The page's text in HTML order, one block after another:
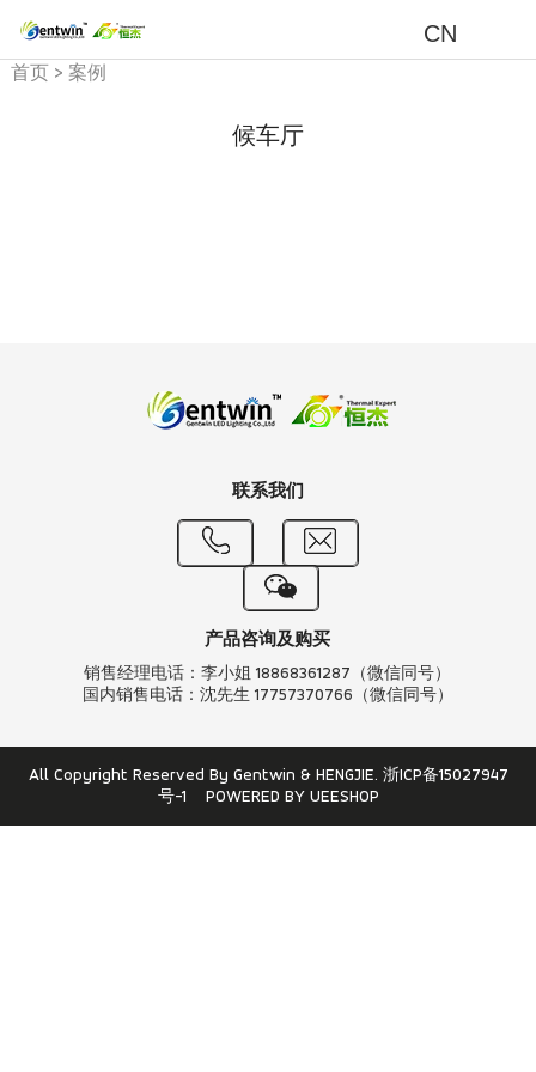
CN
首页 > 案例
候车厅
联系我们
产品咨询及购买
销售经理电话：李小姐 18868361287（微信同号）
国内销售电话：沈先生 17757370766（微信同号）
All Copyright Reserved By Gentwin & HENGJIE. 浙ICP备15027947
号-1
POWERED BY UEESHOP